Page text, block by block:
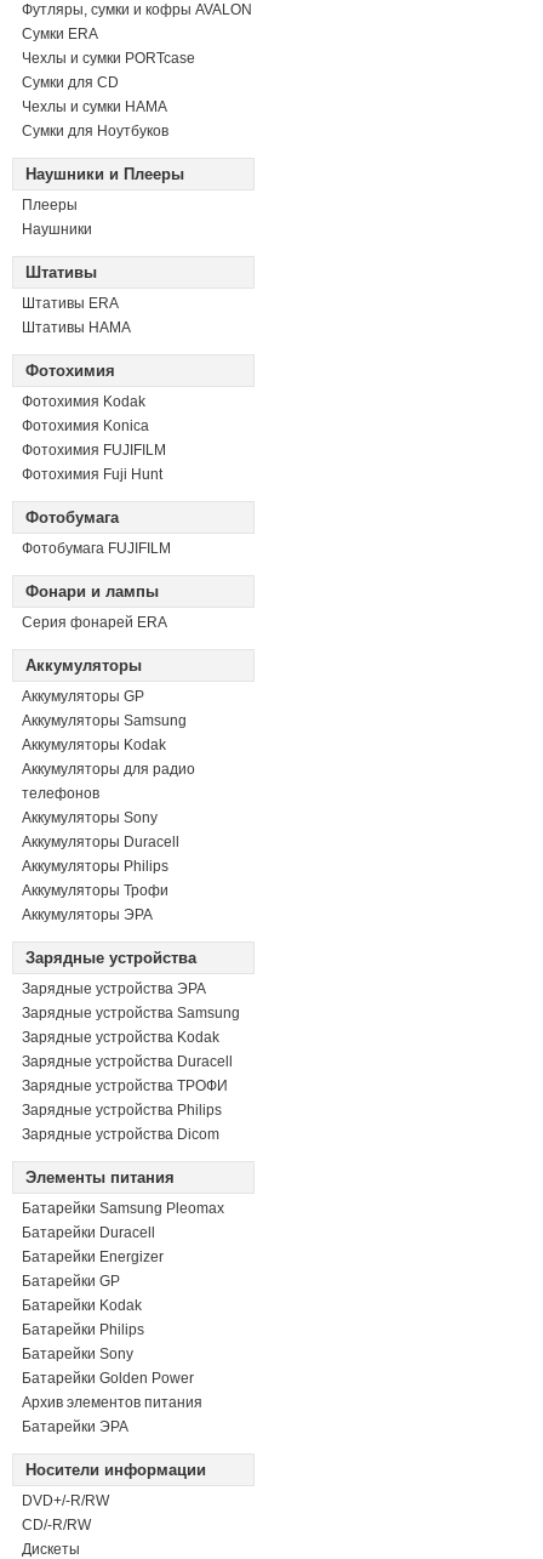
Футляры, сумки и кофры AVALON
Сумки ERA
Чехлы и сумки PORTcase
Сумки для CD
Чехлы и сумки HAMA
Сумки для Ноутбуков
Наушники и Плееры
Плееры
Наушники
Штативы
Штативы ERA
Штативы HAMA
Фотохимия
Фотохимия Kodak
Фотохимия Konica
Фотохимия FUJIFILM
Фотохимия Fuji Hunt
Фотобумага
Фотобумага FUJIFILM
Фонари и лампы
Серия фонарей ERA
Аккумуляторы
Аккумуляторы GP
Аккумуляторы Samsung
Аккумуляторы Kodak
Аккумуляторы для радио
телефонов
Аккумуляторы Sony
Аккумуляторы Duracell
Аккумуляторы Philips
Аккумуляторы Трофи
Аккумуляторы ЭРА
Зарядные устройства
Зарядные устройства ЭРА
Зарядные устройства Samsung
Зарядные устройства Kodak
Зарядные устройства Duracell
Зарядные устройства ТРОФИ
Зарядные устройства Philips
Зарядные устройства Dicom
Элементы питания
Батарейки Samsung Pleomax
Батарейки Duracell
Батарейки Energizer
Батарейки GP
Батарейки Kodak
Батарейки Philips
Батарейки Sony
Батарейки Golden Power
Архив элементов питания
Батарейки ЭРА
Носители информации
DVD+/-R/RW
СD/-R/RW
Дискеты